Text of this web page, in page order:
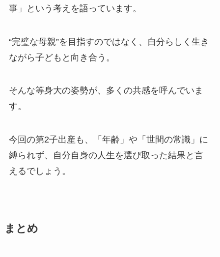
事」という考えを語っています。
“完璧な母親”を目指すのではなく、自分らしく生き
ながら子どもと向き合う。
そんな等身大の姿勢が、多くの共感を呼んでいま
す。
今回の第2子出産も、「年齢」や「世間の常識」に
縛られず、自分自身の人生を選び取った結果と言
えるでしょう。
まとめ